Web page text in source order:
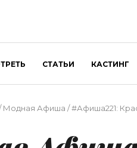
СТАТЬИ КАСТИНГ
Модная Афиша /#Афиша221: